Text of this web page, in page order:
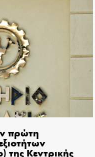
πρώτη
της Κεντρικής